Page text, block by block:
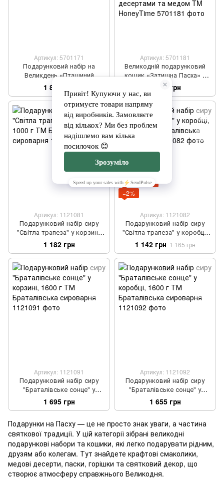
Артикул: 5701171
Подарунковий набір на
Великдень «Пташиний
затишок» з медовими
десертами та свічкою TM
HoneyTime
1 839 грн
Артикул: 5701181
Великодній подарунковий
кошик «Затишна Пасха» з
паскою, м’ясними
делікатесами, сиром,
десертами та медом TM
HoneyTime
2 011 грн
Артикул: 1121081
Подарунковий набір сиру
"Світла трапеза" у корзині,
1000 г ТМ Браталівська
сироварня
1 182 грн
Розпродаж
−2%
Артикул: 1121082
Подарунковий набір сиру
"Світла трапеза" у коробці,
1000 г ТМ Браталівська
сироварня
1 142 грн 1 165 грн
Артикул: 1121091
Подарунковий набір сиру
"Браталівське сонце" у
корзині, 1600 г ТМ
Браталівська сироварня
1 695 грн
Артикул: 1121092
Подарунковий набір сиру
"Браталівське сонце" у
коробці, 1600 г ТМ
Браталівська сироварня
1 655 грн
Подарунки на Пасху — це не просто знак уваги, а частина
святкової традиції. У цій категорії зібрані великодні
подарункові набори та кошики, які легко подарувати рідним,
друзям або колегам. Тут знайдете крафтові смаколики,
медові десерти, паски, горішки та святковий декор, що
створює атмосферу справжнього Великодня.